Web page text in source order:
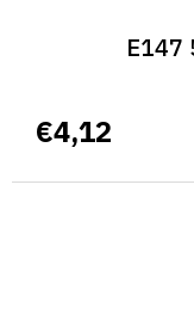
E147
€4,12